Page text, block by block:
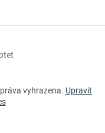
vyhrazena. Upravit